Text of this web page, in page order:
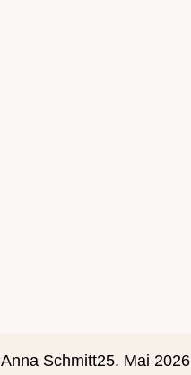
Anna Schmitt25. Mai 2026